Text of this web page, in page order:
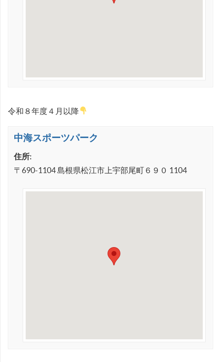
令和８年度４月以降
中海スポーツパーク
住所:
〒690-1104 島根県松江市上宇部尾町６９０ 1104